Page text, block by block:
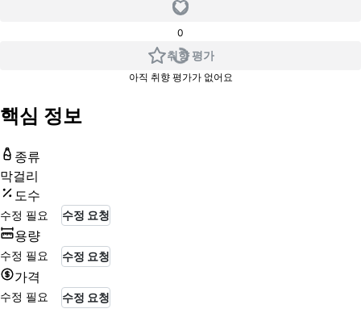
0
취향 평가
아직 취향 평가가 없어요
핵심 정보
종류
막걸리
도수
수정 필요 수정 요청
용량
수정 필요 수정 요청
가격
수정 필요 수정 요청